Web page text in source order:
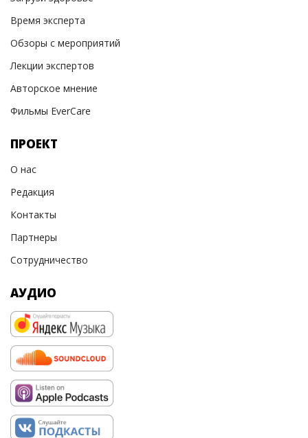
Время эксперта
Обзоры с мероприятий
Лекции экспертов
Авторское мнение
Фильмы EverCare
ПРОЕКТ
О нас
Редакция
Контакты
Партнеры
Сотрудничество
АУДИО